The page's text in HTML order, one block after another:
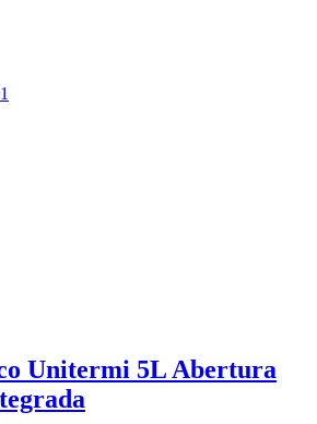
Unitermi 5L Abertura